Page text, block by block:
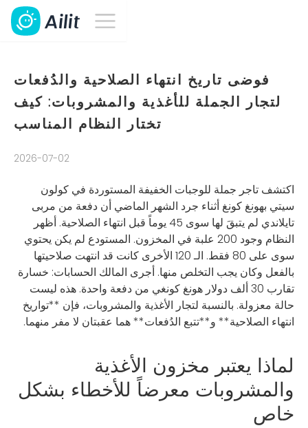
فوضى تاريخ انتهاء الصلاحية والدُفعات
لتجار الجملة للأغذية والمشروبات: كيف
تختار النظام المناسب
2026-07-02
اكتشف تاجر جملة للوجبات الخفيفة المستوردة في كولون
سيتي بهونغ كونغ أثناء جرد الشهر الماضي أن دفعة من مربى
تايلاندي لم يتبقَ لها سوى 45 يوماً قبل انتهاء الصلاحية. أظهر
النظام وجود 200 علبة في المخزون. المستودع لم يكن يحتوي
سوى على 80 فقط. الـ 120 الأخرى كانت قد انتهت صلاحيتها
بالفعل وكان يجب التخلص منها. أجرى المالك الحسابات: خسارة
تقارب 30 ألف دولار هونغ كونغي من دفعة واحدة. هذه ليست
حالة معزولة. بالنسبة لتجار الأغذية والمشروبات، فإن **تواريخ
انتهاء الصلاحية** و**تتبع الدُفعات** هما عقبتان لا مفر منهما.
لماذا يعتبر مخزون الأغذية
والمشروبات معرضاً للأخطاء بشكل
خاص